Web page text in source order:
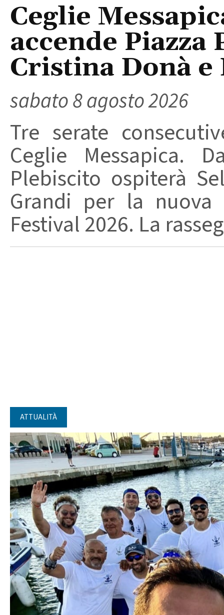
Ceglie
accende
Cristina Donà
sabato 8 agosto 2026
Tre serate
Ceglie Messapica.
Plebiscito ospiterà
Grandi per la
Festival 2026. La
ATTUALITÀ